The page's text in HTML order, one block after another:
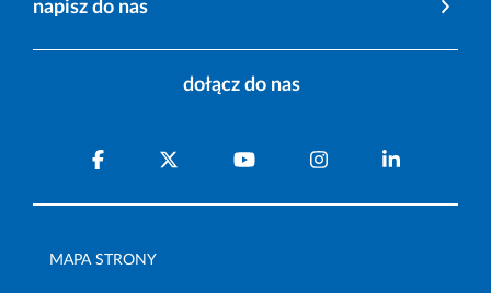
napisz do nas
dołącz do nas
MAPA STRONY